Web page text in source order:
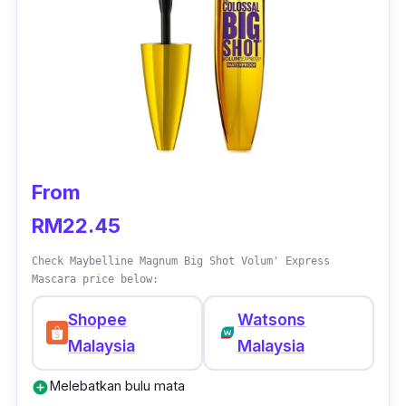
From
RM22.45
Check Maybelline Magnum Big Shot Volum' Express
Mascara price below:
Shopee
Malaysia
Watsons
Malaysia
add_circleMelebatkan bulu mata